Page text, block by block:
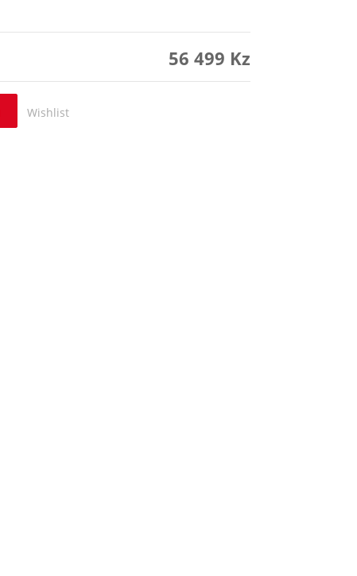
56 499 Kz
Wishlist